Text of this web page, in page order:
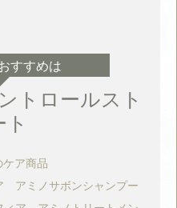
すすめは
トロールスト
ア商品
アミノサボンシャンプー